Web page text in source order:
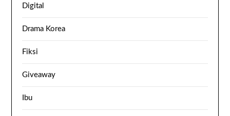
Digital
Drama Korea
Fiksi
Giveaway
Ibu